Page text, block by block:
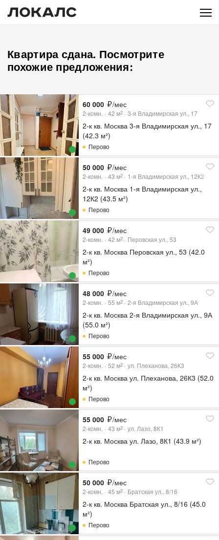
Квартира сдана. Посмотрите
похожие предложения:
60 000 /мес
2-комн. 42 м2 3-я Владимирская ул., 17
2-к кв. Москва 3-я Владимирская ул., 17
(42.3 м²)
Перово
50 000 /мес
2-комн. 43 м2 1-я Владимирская ул., 12К2
2-к кв. Москва 1-я Владимирская ул.,
12К2 (43.5 м²)
Перово
49 000 /мес
2-комн. 42 м2 Перовская ул., 53
2-к кв. Москва Перовская ул., 53 (42.0
м²)
Перово
48 000 /мес
2-комн. 55 м2 2-я Владимирская ул., 9А
2-к кв. Москва 2-я Владимирская ул., 9А
(55.0 м²)
Перово
55 000 /мес
2-комн. 52 м2 ул. Плеханова, 26К3
2-к кв. Москва ул. Плеханова, 26К3 (52.0
м²)
Перово
55 000 /мес
2-комн. 43 м2 ул. Лазо, 8К1
2-к кв. Москва ул. Лазо, 8К1 (43.9 м²)
Перово
50 000 /мес
2-комн. 45 м2 Братская ул., 8/16
2-к кв. Москва Братская ул., 8/16 (45.0
м²)
Перово